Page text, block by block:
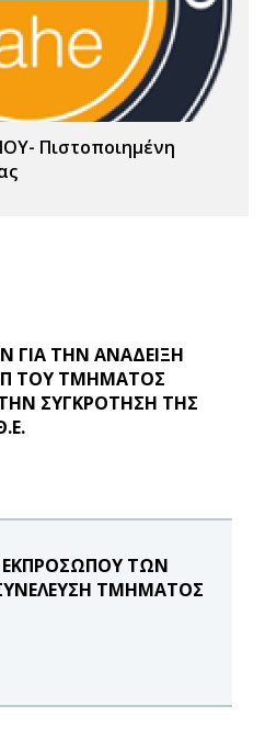
Πιστοποιημένη
ΓΙΑ ΤΗΝ ΑΝΑΔΕΙΞΗ
ΤΟΥ ΤΜΗΜΑΤΟΣ
ΣΥΓΚΡΟΤΗΣΗ ΤΗΣ
ΕΚΠΡΟΣΩΠΟΥ ΤΩΝ
ΤΜΗΜΑΤΟΣ